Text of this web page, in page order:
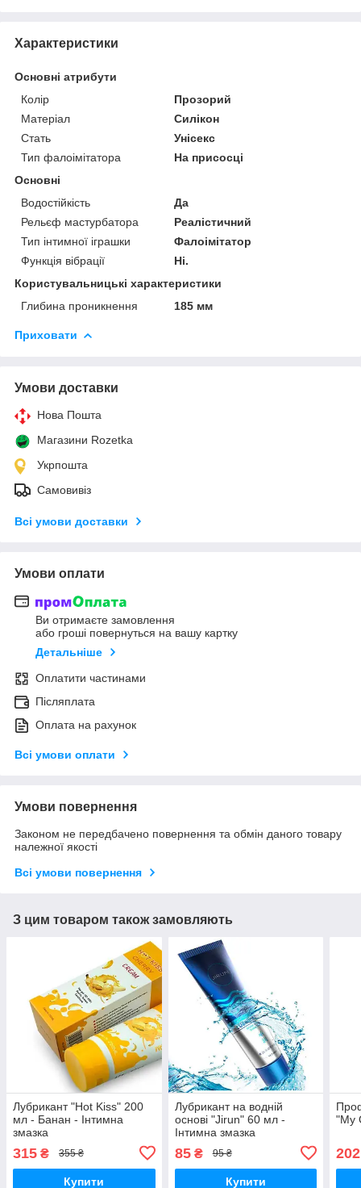
Характеристики
Основні атрибути
Колір
Прозорий
Матеріал
Силікон
Стать
Унісекс
Тип фалоімітатора
На присосці
Основні
Водостійкість
Да
Рельєф мастурбатора
Реалістичний
Тип інтимної іграшки
Фалоімітатор
Функція вібрації
Ні.
Користувальницькі характеристики
Глибина проникнення
185 мм
Приховати
Умови доставки
Нова Пошта
Магазини Rozetka
Укрпошта
Самовивіз
Всі умови доставки
Умови оплати
Ви отримаєте замовлення
або гроші повернуться на вашу картку
Детальніше
Оплатити частинами
Післяплата
Оплата на рахунок
Всі умови оплати
Умови повернення
Законом не передбачено повернення та обмін даного товару
належної якості
Всі умови повернення
З цим товаром також замовляють
Лубрикант "Hot Kiss" 200
мл - Банан - Інтимна
змазка
315 ₴ 355 ₴
Купити
Лубрикант на водній
основі "Jirun" 60 мл -
Інтимна змазка
85₴ 95 ₴
Купити
"My
202